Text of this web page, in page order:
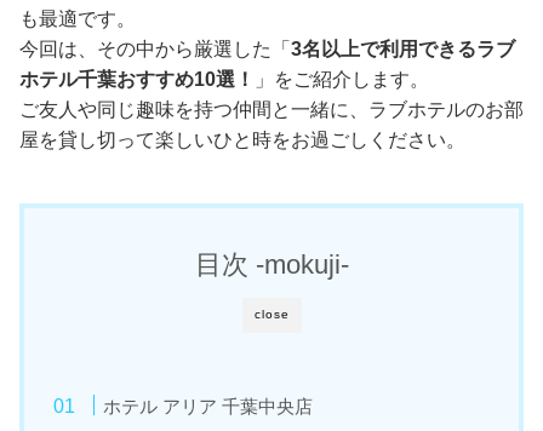
も最適です。
今回は、その中から厳選した「 3名以上で利用できるラブ
ホテル千葉おすすめ10選！
」をご紹介します。
ご友人や同じ趣味を持つ仲間と一緒に、ラブホテルのお部
屋を貸し切って楽しいひと時をお過ごしください。
close
目次 -mokuji-
ホテル アリア 千葉中央店